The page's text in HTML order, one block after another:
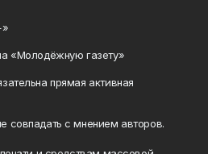
«Молодёжную газету»
прямая активная
совпадать с мнением авторов.